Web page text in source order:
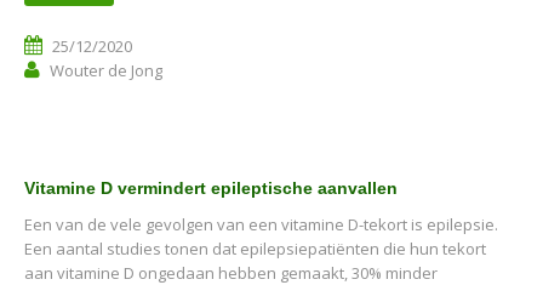
25/12/2020
Wouter de Jong
Vitamine D vermindert epileptische aanvallen
Een van de vele gevolgen van een vitamine D-tekort is epilepsie.
Een aantal studies tonen dat epilepsiepatiënten die hun tekort
aan vitamine D ongedaan hebben gemaakt, 30% minder